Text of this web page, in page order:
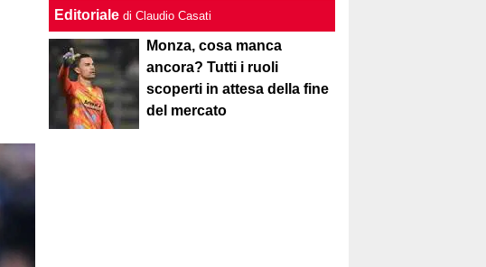
Editoriale di Claudio Casati
Monza, cosa manca
ancora? Tutti i ruoli
scoperti in attesa della fine
del mercato